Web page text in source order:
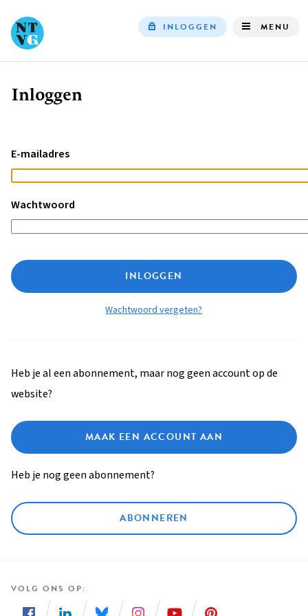
INLOGGEN MENU
Kruimelpad
Inloggen
E-mailadres
Wachtwoord
INLOGGEN
Wachtwoord vergeten?
Heb je al een abonnement, maar nog geen account op de
website?
MAAK EEN ACCOUNT AAN
Heb je nog geen abonnement?
ABONNEREN
VOLG ONS OP